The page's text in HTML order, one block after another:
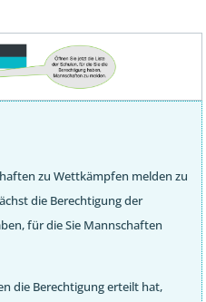
zu Wettkämpfen melden zu
die Berechtigung der
für die Sie Mannschaften
die Berechtigung erteilt hat,